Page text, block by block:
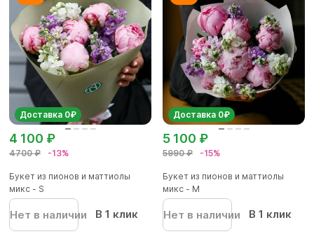
Доставка 0₽
4700 ₽ -13%
4 100 ₽
Букет из пионов и маттиолы
микс - S
Нет в наличии В 1 клик
Доставка 0₽
5990 ₽ -15%
5 100 ₽
Букет из пионов и маттиолы
микс - M
Нет в наличии В 1 клик